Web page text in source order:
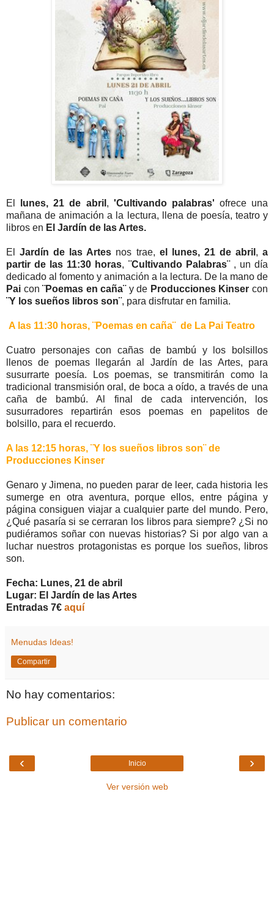
El lunes, 21 de abril , 'Cultivando palabras' ofrece una
mañana de animación a la lectura, llena de poesía, teatro y
libros en El Jardín de las Artes.
ElJardín de las Artes nos trae, el lunes, 21 de abril ,a
partir de las 11:30 horas, ¨Cultivando Palabras¨, un día
dedicado al fomento y animación a la lectura. De la mano de
Pai con ¨Poemas en caña¨y de Producciones Kinser con
¨Y los sueños libros son¨, para disfrutar en familia.
A las 11:30 horas, ¨Poemas en caña¨ de La Pai Teatro
Cuatro personajes con cañas de bambú y los bolsillos
llenos de poemas llegarán al Jardín de las Artes, para
susurrarte poesía. Los poemas, se transmitirán como la
tradicional transmisión oral, de boca a oído, a través de una
caña de bambú. Al final de cada intervención, los
susurradores repartirán esos poemas en papelitos de
bolsillo, para el recuerdo.
A las 12:15 horas, ¨Y los sueños libros son¨ de
Producciones Kinser
Genaro y Jimena, no pueden parar de leer, cada historia les
sumerge en otra aventura, porque ellos, entre página y
página consiguen viajar a cualquier parte del mundo. Pero,
¿Qué pasaría si se cerraran los libros para siempre? ¿Si no
pudiéramos soñar con nuevas historias? Si por algo van a
luchar nuestros protagonistas es porque los sueños, libros
son.
Fecha: Lunes, 21 de abril
Lugar: El Jardín de las Artes
Entradas 7€ aquí
Menudas Ideas!
Compartir
No hay comentarios:
Publicar un comentario
‹ ›
Inicio
Ver versión web